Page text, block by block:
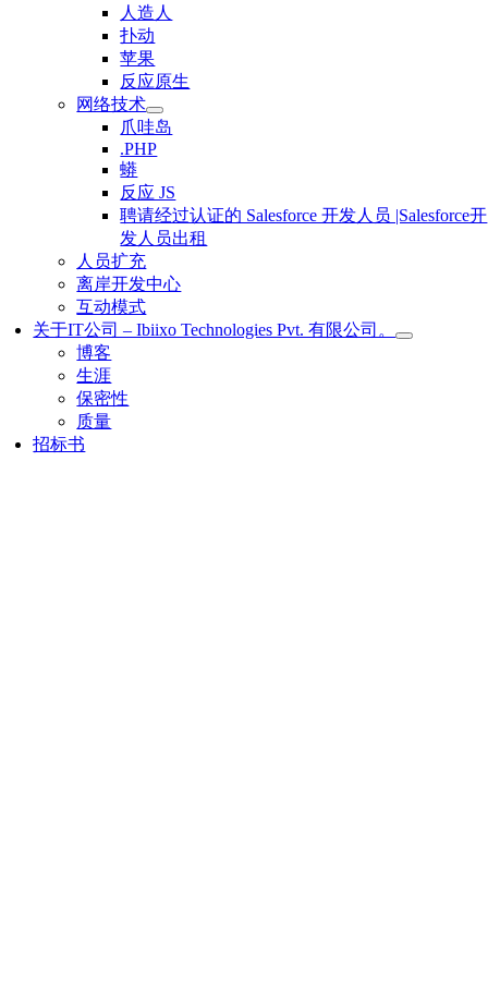
人造人
扑动
苹果
反应原生
网络技术
爪哇岛
.PHP
蟒
反应 JS
聘请经过认证的 Salesforce 开发人员 |Salesforce开
发人员出租
人员扩充
离岸开发中心
互动模式
关于IT公司 – Ibiixo Technologies Pvt. 有限公司。
博客
生涯
保密性
质量
招标书